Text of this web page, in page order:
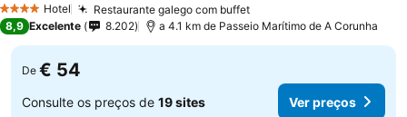
4 EstrelasHotel Restaurante galego com buffet
8,9 Excelente 8.202 a 4.1 km de Passeio Marítimo de A Corunha
De € 54
Consulte os preços de 19 sites Ver preços